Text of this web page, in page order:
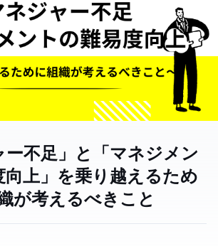
ー不足」と「マネジメン
向上」を乗り越えるため
が考えるべきこと